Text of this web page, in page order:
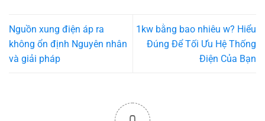
Nguồn xung điện áp ra
không ổn định Nguyên nhân
và giải pháp
1kw bằng bao nhiêu w? Hiểu
Đúng Để Tối Ưu Hệ Thống
Điện Của Bạn